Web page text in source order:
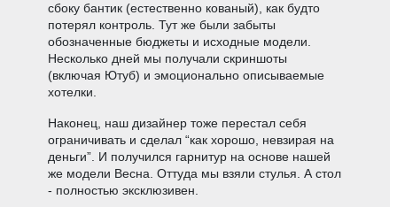
сбоку бантик (естественно кованый), как будто
потерял контроль. Тут же были забыты
обозначенные бюджеты и исходные модели.
Несколько дней мы получали скриншоты
(включая Ютуб) и эмоционально описываемые
хотелки.
Наконец, наш дизайнер тоже перестал себя
ограничивать и сделал “как хорошо, невзирая на
деньги”. И получился гарнитур на основе нашей
же модели Весна. Оттуда мы взяли стулья. А стол
- полностью эксклюзивен.